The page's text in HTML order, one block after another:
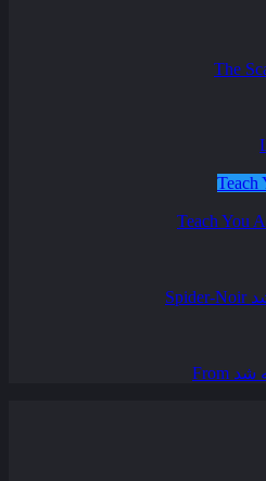
The
Teach You
Spider-Noir
شد From